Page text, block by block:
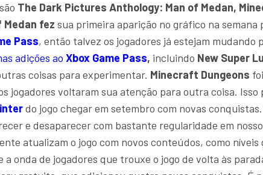
The Dark Pictures Anthology: Man of Medan,
Medan fez sua primeira aparição no gráfico na semana
Pass, então talvez os jogadores já estejam mudando
adições ao Xbox Game Pass, incluindo New Super
coisas para experimentar. Minecraft Dungeons
jogadores voltaram sua atenção para outra coisa. Isso
do jogo chegar em setembro com novas
e desaparecer com bastante regularidade em
atualizam o jogo com novos conteúdos, como
a onda de jogadores que trouxe o jogo de volta às